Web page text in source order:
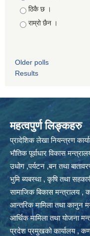
ठिकै छ ।
राम्रो छैन ।
Older polls
Results
महत्वपुर्ण लिङ्कहरु
प्रादेशिक लेखा नियन्त्रण
भौतिक पूर्वाधार विकास
उधोग ,पर्यटन ,बन तथा
भुमि ब्यबस्था , कृषि तथा
सामाजिक बिकास मन्त्रालय ,
आन्तरिक मामिला तथा कानुन
आर्थिक मामिला तथा योजना
प्रदेश प्रमुखको कार्यालय ,